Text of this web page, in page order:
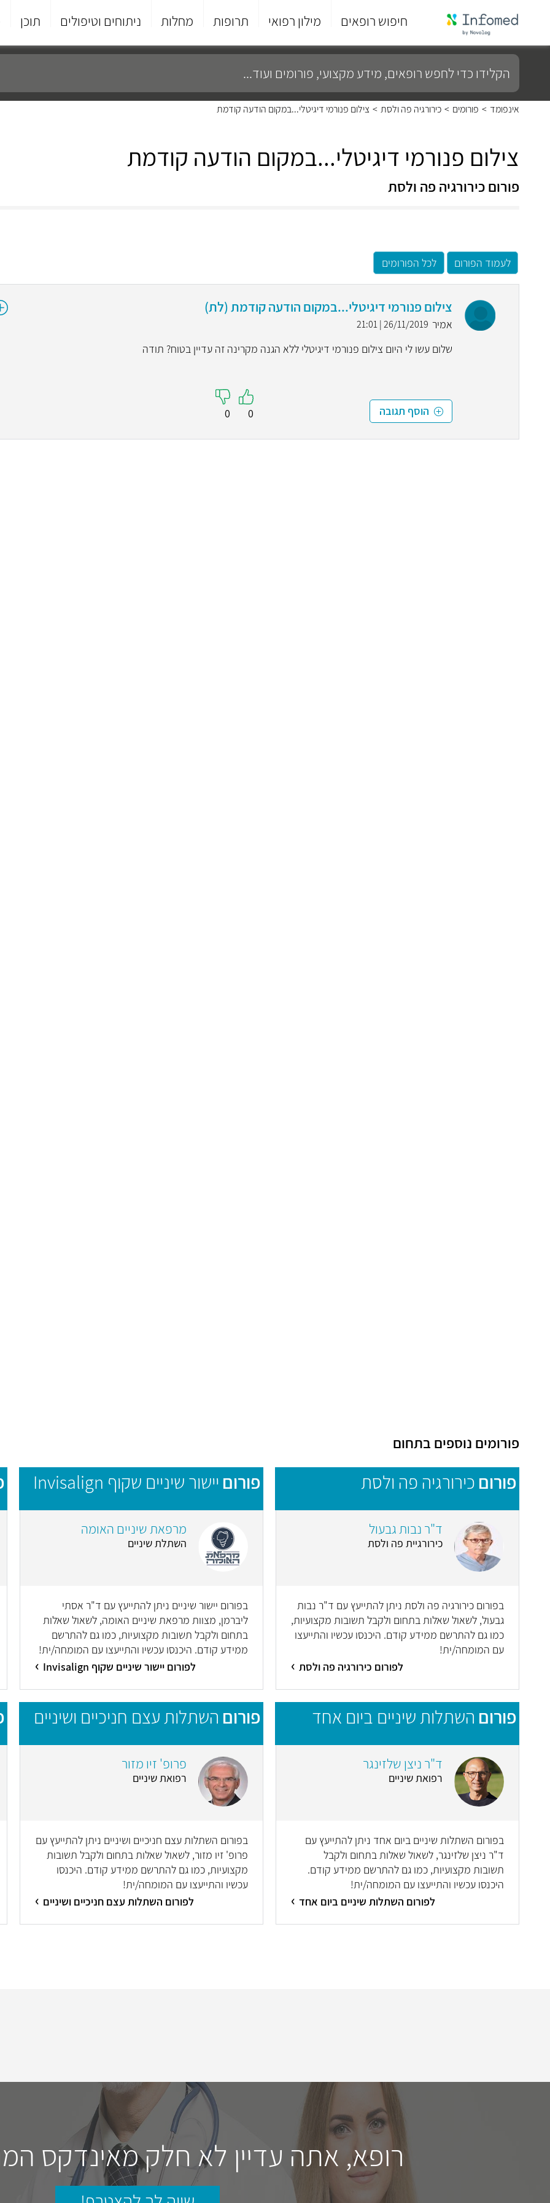
חיפוש רופאים מילון רפואי תרופות מחלות ניתוחים וטיפולים תוכן
סוף
התפריט
הקלידו
כדי
לחפש
רופאים,
מידע
מקצועי,
אינפומד > פורומים > כירורגיה פה ולסת > צילום פנורמי דיגיטלי...במקום הודעה קודמת
צילום פנורמי דיגיטלי...במקום הודעה קודמת
פורום כירורגיה פה ולסת
לעמוד הפורום לכל הפורומים
צילום פנורמי דיגיטלי...במקום הודעה קודמת (לת)
אמיר 26/11/2019 | 21:01
שלום עשו לי היום צילום פנורמי דיגיטלי ללא הגנה מקרינה זה עדיין בטוח? תודה
הוסף תגובה 0
0
פורומים נוספים בתחום
פורום כירורגיה פה ולסת
ד"ר נבות גבעול
כירורגיית פה ולסת
בפורום כירורגיה פה ולסת ניתן להתייעץ עם ד"ר נבות
גבעול, לשאול שאלות בתחום ולקבל תשובות מקצועיות,
כמו גם להתרשם ממידע קודם. היכנסו עכשיו והתייעצו
עם המומחה/ית!
לפורום כירורגיה פה ולסת
פורום יישור שיניים שקוף Invisalign
מרפאת שיניים האומה
השתלת שיניים
בפורום יישור שיניים ניתן להתייעץ עם ד"ר אסתי
ליברמן, מצוות מרפאת שיניים האומה, לשאול שאלות
בתחום ולקבל תשובות מקצועיות, כמו גם להתרשם
ממידע קודם. היכנסו עכשיו והתייעצו עם המומחה/ית!
לפורום יישור שיניים שקוף Invisalign
פורום השתלות שיניים ביום אחד
ד"ר ניצן שלזינגר
רפואת שיניים
בפורום השתלות שיניים ביום אחד ניתן להתייעץ עם
ד"ר ניצן שלזינגר, לשאול שאלות בתחום ולקבל
תשובות מקצועיות, כמו גם להתרשם ממידע קודם.
היכנסו עכשיו והתייעצו עם המומחה/ית!
לפורום השתלות שיניים ביום אחד
פורום השתלות עצם חניכיים ושיניים
פרופ' זיו מזור
רפואת שיניים
בפורום השתלות עצם חניכיים ושיניים ניתן להתייעץ עם
פרופ' זיו מזור, לשאול שאלות בתחום ולקבל תשובות
מקצועיות, כמו גם להתרשם ממידע קודם. היכנסו
עכשיו והתייעצו עם המומחה/ית!
לפורום השתלות עצם חניכיים ושיניים
רופא, אתה עדיין לא חלק מאינדקס